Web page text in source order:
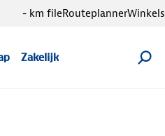
Zakelijk
- km fileRouteplannerWinkels